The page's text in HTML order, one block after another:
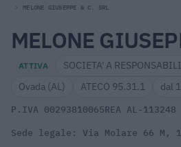
MELONE GIUSEPPE & C. SRL
MELONE
ATTIVA
SOCIETA' A
Ovada (AL)
ATECO 95.31.1 dal
P.IVA 00293810065REA AL-113248
Sede legale: Via Molare 66 M,